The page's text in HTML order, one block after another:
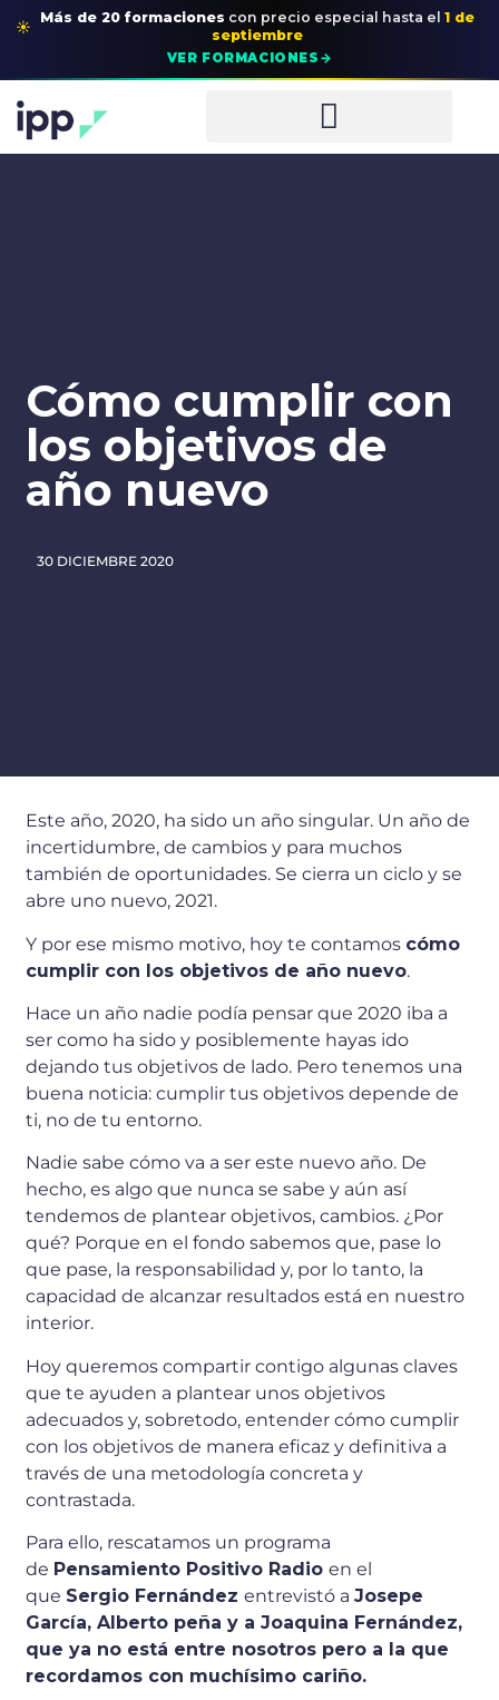
☀ Más de 20 formaciones con precio especial hasta el 1 de
septiembre
VER FORMACIONES →
Cómo cumplir con
los objetivos de
año nuevo
30 DICIEMBRE 2020
Este año, 2020, ha sido un año singular. Un año de
incertidumbre, de cambios y para muchos
también de oportunidades. Se cierra un ciclo y se
abre uno nuevo, 2021.
Y por ese mismo motivo, hoy te contamos cómo
cumplir con los objetivos de año nuevo.
Hace un año nadie podía pensar que 2020 iba a
ser como ha sido y posiblemente hayas ido
dejando tus objetivos de lado. Pero tenemos una
buena noticia: cumplir tus objetivos depende de
ti, no de tu entorno.
Nadie sabe cómo va a ser este nuevo año. De
hecho, es algo que nunca se sabe y aún así
tendemos de plantear objetivos, cambios. ¿Por
qué? Porque en el fondo sabemos que, pase lo
que pase, la responsabilidad y, por lo tanto, la
capacidad de alcanzar resultados está en nuestro
interior.
Hoy queremos compartir contigo algunas claves
que te ayuden a plantear unos objetivos
adecuados y, sobretodo, entender cómo cumplir
con los objetivos de manera eficaz y definitiva a
través de una metodología concreta y
contrastada.
Para ello, rescatamos un programa
de Pensamiento Positivo Radioen el
que Sergio Fernándezentrevistó aJosepe
García, Alberto peña y a Joaquina Fernández,
que ya no está entre nosotros pero a la que
recordamos con muchísimo cariño.